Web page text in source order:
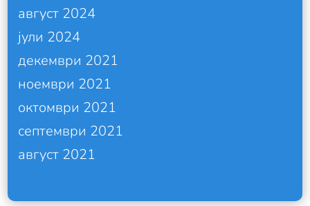
август 2024
јули 2024
декември 2021
ноември 2021
октомври 2021
септември 2021
август 2021